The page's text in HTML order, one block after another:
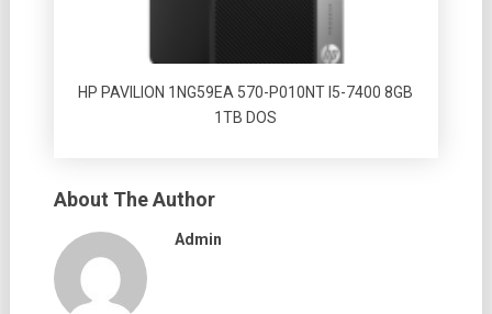
HP PAVILION 1NG59EA 570-P010NT I5-7400 8GB
1TB DOS
About The Author
Admin